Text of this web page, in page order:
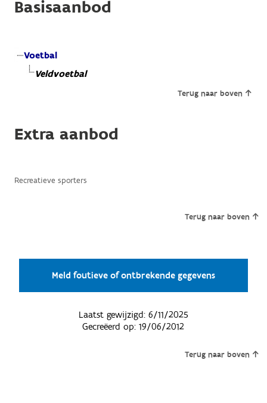
Basisaanbod
Voetbal
Veldvoetbal
Terug naar boven
Extra aanbod
Recreatieve sporters
Terug naar boven
Meld foutieve of ontbrekende gegevens
Laatst gewijzigd: 6/11/2025
Gecreëerd op:19/06/2012
Terug naar boven